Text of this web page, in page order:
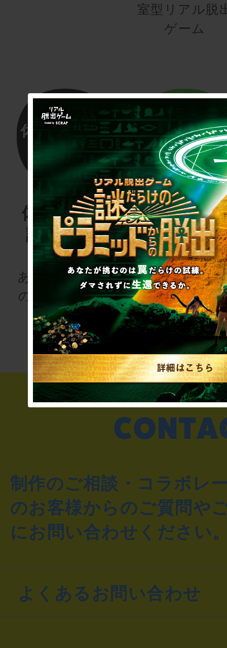
室型リアル脱
ゲーム
体験する物
語project
あなたも、物語
の登場人物にな
りませんか
リアル脱
ゲーム
for
次の授業は“謎
き”!?
制作のご相談・コラボレ
のお客様からのご質問や
にお問い合わせください
よくあるお問い合わせ